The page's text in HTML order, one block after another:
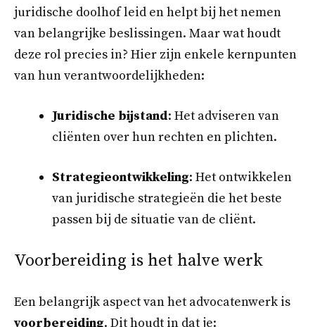
juridische doolhof leid en helpt bij het nemen
van belangrijke beslissingen. Maar wat houdt
deze rol precies in? Hier zijn enkele kernpunten
van hun verantwoordelijkheden:
Juridische bijstand: Het adviseren van
cliënten over hun rechten en plichten.
Strategieontwikkeling: Het ontwikkelen
van juridische strategieën die het beste
passen bij de situatie van de cliënt.
Voorbereiding is het halve werk
Een belangrijk aspect van het advocatenwerk is
voorbereiding. Dit houdt in dat je: